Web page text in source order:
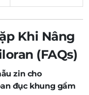
Khi Nâng
(FAQs)
zin cho
đục khung gầm